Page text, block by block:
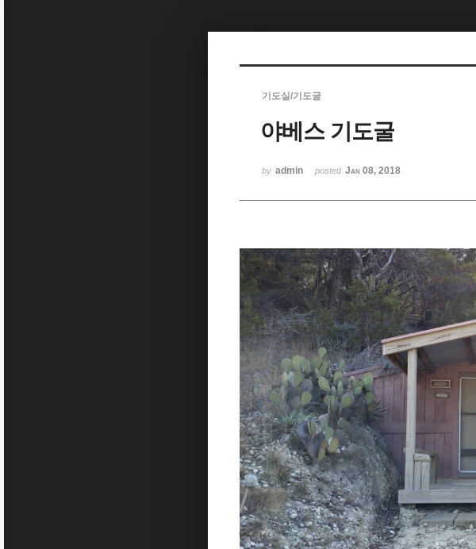
기도실/기도굴
야베스 기도굴
by admin posted Jan 08, 2018
Sketchbook5, 스케치북5
Sketchbook5, 스케치북5